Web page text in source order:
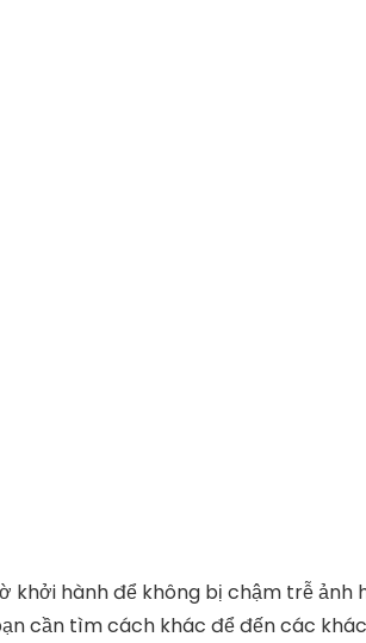
khởi hành để không bị chậm trễ
cần tìm cách khác để đến các